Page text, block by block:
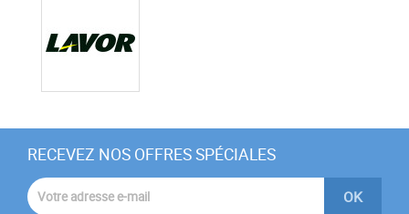
RECEVEZ NOS OFFRES SPÉCIALES